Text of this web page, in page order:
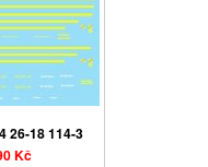
26-18 114-3
Kč